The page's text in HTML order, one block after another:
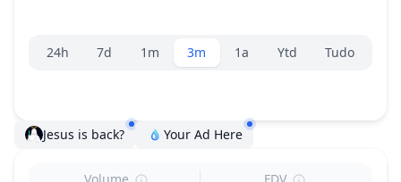
Seletor de faixa
24h 7d 1m 3m 1a Ytd Tudo
Jesus is back? Your Ad Here